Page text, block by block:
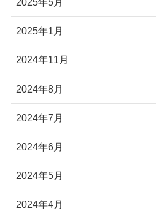
2025年1月
2024年11月
2024年8月
2024年7月
2024年6月
2024年5月
2024年4月